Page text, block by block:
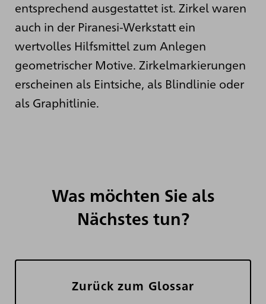
entsprechend ausgestattet ist. Zirkel waren
auch in der Piranesi-Werkstatt ein
wertvolles Hilfsmittel zum Anlegen
geometrischer Motive. Zirkelmarkierungen
erscheinen als Eintsiche, als Blindlinie oder
als Graphitlinie.
Was möchten Sie als
Nächstes tun?
Zurück zum Glossar